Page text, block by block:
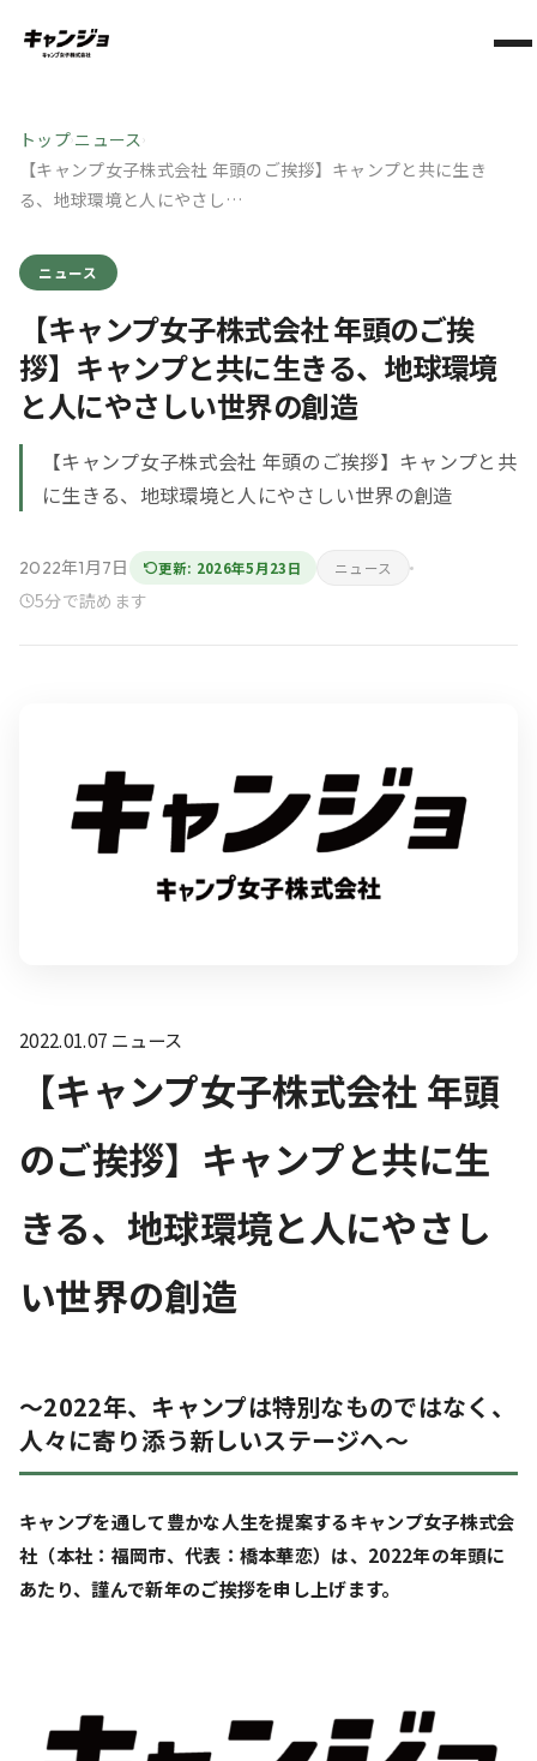
トップ›ニュース ›
【キャンプ女子株式会社 年頭のご挨拶】キャンプと共に生き
る、地球環境と人にやさし…
ニュース
【キャンプ女子株式会社 年頭のご挨
拶】キャンプと共に生きる、地球環境
と人にやさしい世界の創造
【キャンプ女子株式会社 年頭のご挨拶】キャンプと共
に生きる、地球環境と人にやさしい世界の創造
2022年1月7日 更新: 2026年5月23日 ニュース
5分で読めます
2022.01.07 ニュース
【キャンプ女子株式会社 年頭
のご挨拶】キャンプと共に生
きる、地球環境と人にやさし
い世界の創造
〜2022年、キャンプは特別なものではなく、
人々に寄り添う新しいステージへ〜
キャンプを通して豊かな人生を提案するキャンプ女子株式会
社（本社：福岡市、代表：橋本華恋）は、2022年の年頭に
あたり、謹んで新年のご挨拶を申し上げます。